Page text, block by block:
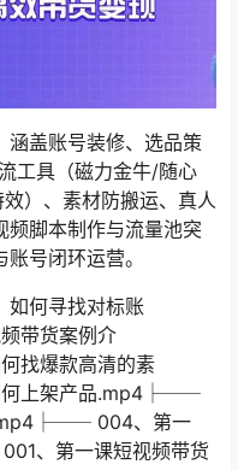
涵盖账号装修、选品策
工具（磁力金牛/随心
）、素材防搬运、真人
频脚本制作与流量池突
号闭环运营。
何寻找对标账
带货案例介
找爆款高清的素
上架产品.mp4├──
004、第一
、第一课短视频带货